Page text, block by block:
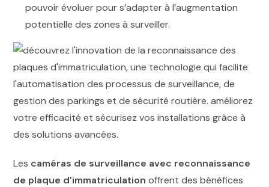
pouvoir évoluer pour s’adapter à l’augmentation
potentielle des zones à surveiller.
Les caméras de surveillance avec reconnaissance
de plaque d’immatriculation offrent des bénéfices